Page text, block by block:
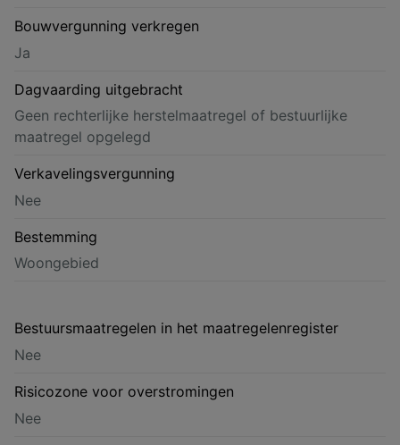
Bouwvergunning verkregen
Ja
Dagvaarding uitgebracht
Geen rechterlijke herstelmaatregel of bestuurlijke
maatregel opgelegd
Verkavelingsvergunning
Nee
Bestemming
Woongebied
Bestuursmaatregelen in het maatregelenregister
Nee
Risicozone voor overstromingen
Nee